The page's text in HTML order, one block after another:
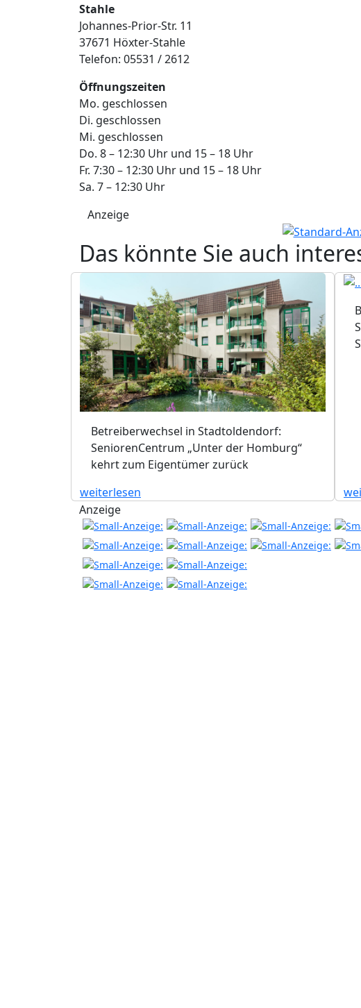
Stahle
Johannes-Prior-Str. 11
37671 Höxter-Stahle
Telefon: 05531 / 2612
Öffnungszeiten
Mo. geschlossen
Di. geschlossen
Mi. geschlossen
Do. 8 – 12:30 Uhr und 15 – 18 Uhr
Fr. 7:30 – 12:30 Uhr und 15 – 18 Uhr
Sa. 7 – 12:30 Uhr
Anzeige
Das könnte Sie auch
Betreiberwechsel in Stadtoldendorf:
SeniorenCentrum „Unter der Homburg“
kehrt zum Eigentümer zurück
weiterlesen
Anzeige